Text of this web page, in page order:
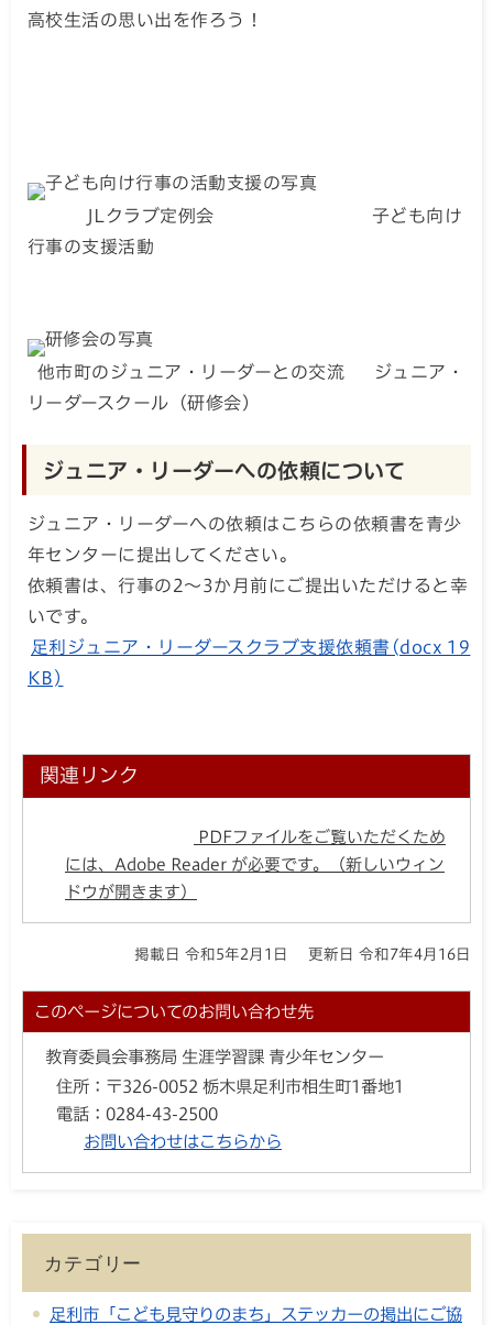
高校生活の思い出を作ろう！
JLクラブ定例会 子ども向け
行事の支援活動
他市町のジュニア・リーダーとの交流 ジュニア・
リーダースクール（研修会）
ジュニア・リーダーへの依頼について
ジュニア・リーダーへの依頼はこちらの依頼書を青少
年センターに提出してください。
依頼書は、行事の2～3か月前にご提出いただけると幸
いです。
足利ジュニア・リーダースクラブ支援依頼書(docx 19
KB)
関連リンク
PDFファイルをご覧いただくため
には、Adobe Reader が必要です。（新しいウィン
ドウが開きます）
掲載日 令和5年2月1日 更新日 令和7年4月16日
このページについてのお問い合わせ先
教育委員会事務局 生涯学習課 青少年センター
住所： 〒326-0052 栃木県足利市相生町1番地1
電話： 0284-43-2500
お問い合わせはこちらから
カテゴリー
足利市「こども見守りのまち」ステッカーの掲出にご協